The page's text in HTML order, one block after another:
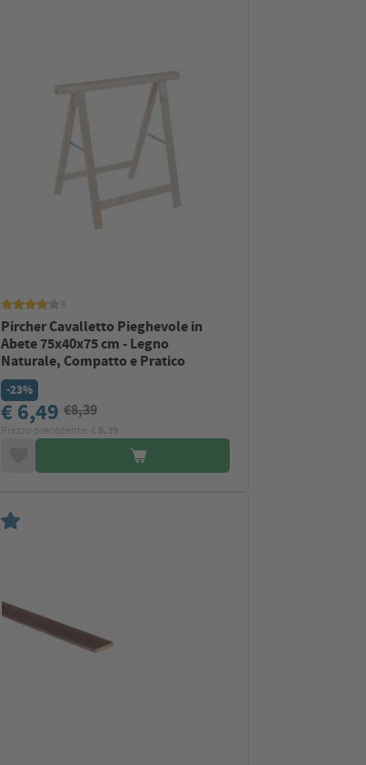
Pircher Cavalletto Pieghevole in
Abete 75x40x75 cm - Legno
Naturale, Compatto e Pratico
-23%
€ 6,49€8,39